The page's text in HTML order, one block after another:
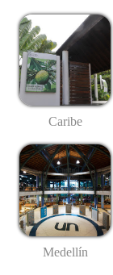
Caribe
Medellín